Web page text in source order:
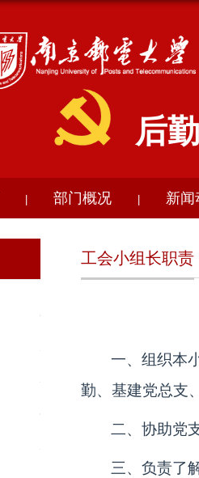
后
部门概况 新闻
工会小组长职责
一、组织本
勤、基建党总支
二、协助党
三、负责了